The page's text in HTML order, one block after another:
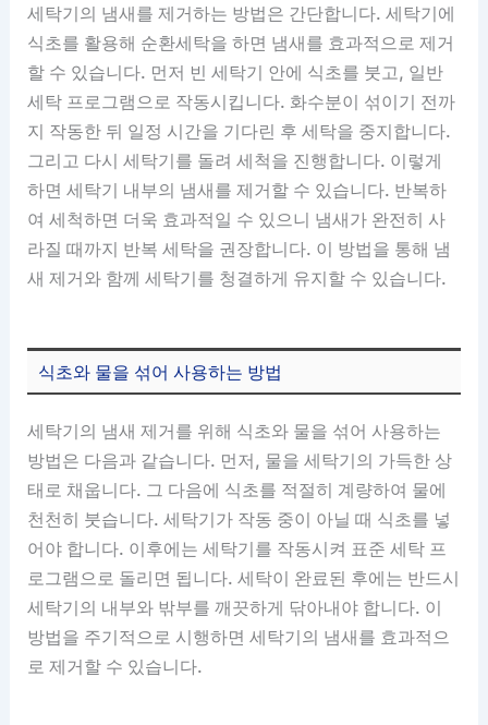
세탁기의 냄새를 제거하는 방법은 간단합니다. 세탁기에
식초를 활용해 순환세탁을 하면 냄새를 효과적으로 제거
할 수 있습니다. 먼저 빈 세탁기 안에 식초를 붓고, 일반
세탁 프로그램으로 작동시킵니다. 화수분이 섞이기 전까
지 작동한 뒤 일정 시간을 기다린 후 세탁을 중지합니다.
그리고 다시 세탁기를 돌려 세척을 진행합니다. 이렇게
하면 세탁기 내부의 냄새를 제거할 수 있습니다. 반복하
여 세척하면 더욱 효과적일 수 있으니 냄새가 완전히 사
라질 때까지 반복 세탁을 권장합니다. 이 방법을 통해 냄
새 제거와 함께 세탁기를 청결하게 유지할 수 있습니다.
식초와 물을 섞어 사용하는 방법
세탁기의 냄새 제거를 위해 식초와 물을 섞어 사용하는
방법은 다음과 같습니다. 먼저, 물을 세탁기의 가득한 상
태로 채웁니다. 그 다음에 식초를 적절히 계량하여 물에
천천히 붓습니다. 세탁기가 작동 중이 아닐 때 식초를 넣
어야 합니다. 이후에는 세탁기를 작동시켜 표준 세탁 프
로그램으로 돌리면 됩니다. 세탁이 완료된 후에는 반드시
세탁기의 내부와 밖부를 깨끗하게 닦아내야 합니다. 이
방법을 주기적으로 시행하면 세탁기의 냄새를 효과적으
로 제거할 수 있습니다.